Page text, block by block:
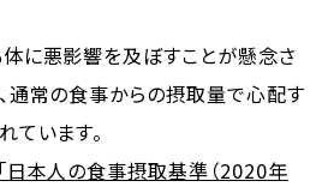
に悪影響を及ぼすことが懸念さ
通常の食事からの摂取量で心配す
ています。
日本人の食事摂取基準（2020年